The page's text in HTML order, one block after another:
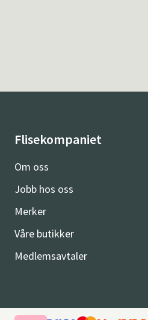
Flisekompaniet
Om oss
Jobb hos oss
Merker
Våre butikker
Medlemsavtaler